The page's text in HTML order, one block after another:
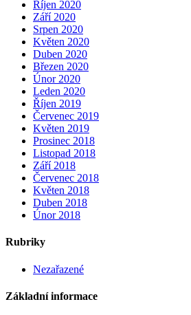
Říjen 2020
Září 2020
Srpen 2020
Květen 2020
Duben 2020
Březen 2020
Únor 2020
Leden 2020
Říjen 2019
Červenec 2019
Květen 2019
Prosinec 2018
Listopad 2018
Září 2018
Červenec 2018
Květen 2018
Duben 2018
Únor 2018
Rubriky
Nezařazené
Základní informace